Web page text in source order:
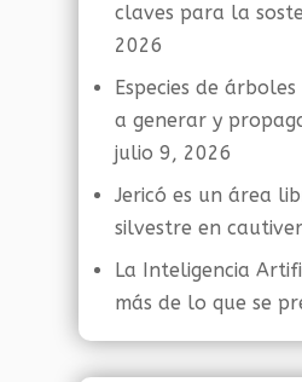
claves para la
2026
Especies de
a generar y
julio 9, 2026
Jericó es un área
silvestre en
La Inteligencia
más de lo que se